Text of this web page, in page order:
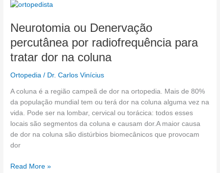
Neurotomia ou Denervação
percutânea por radiofrequência para
tratar dor na coluna
Ortopedia / Dr. Carlos Vinícius
A coluna é a região campeã de dor na ortopedia. Mais de 80%
da população mundial tem ou terá dor na coluna alguma vez na
vida. Pode ser na lombar, cervical ou torácica: todos esses
locais são segmentos da coluna e causam dor.A maior causa
de dor na coluna são distúrbios biomecânicos que provocam
dor
Neurotomia
Denervação
percutânea
por
radiofrequência
tratar
dor
na
coluna
Read More »